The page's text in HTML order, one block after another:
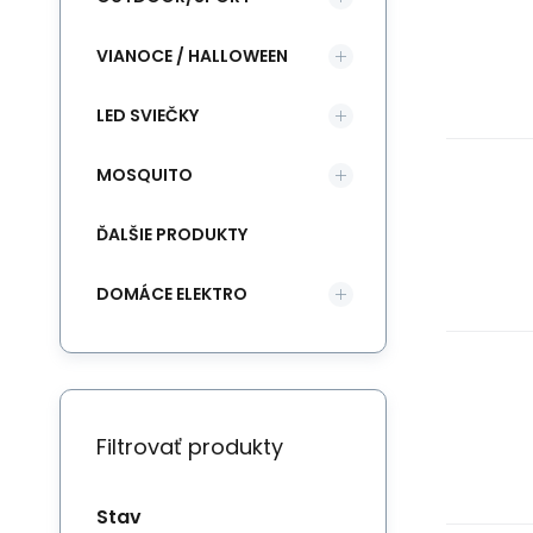
VIANOCE / HALLOWEEN
LED SVIEČKY
MOSQUITO
ĎALŠIE PRODUKTY
DOMÁCE ELEKTRO
Filtrovať produkty
Stav